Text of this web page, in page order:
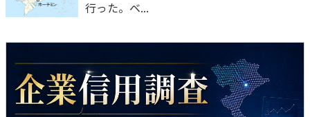
行った。ベ...